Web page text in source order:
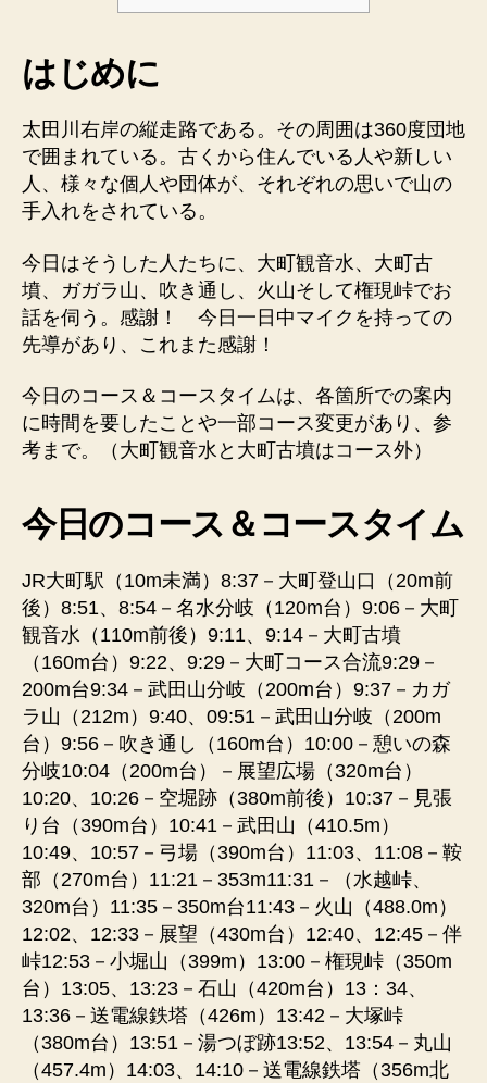
はじめに
太田川右岸の縦走路である。その周囲は360度団地
で囲まれている。古くから住んでいる人や新しい
人、様々な個人や団体が、それぞれの思いで山の
手入れをされている。
今日はそうした人たちに、大町観音水、大町古
墳、ガガラ山、吹き通し、火山そして権現峠でお
話を伺う。感謝！ 今日一日中マイクを持っての
先導があり、これまた感謝！
今日のコース＆コースタイムは、各箇所での案内
に時間を要したことや一部コース変更があり、参
考まで。（大町観音水と大町古墳はコース外）
今日のコース＆コースタイム
JR大町駅（10m未満）8:37－大町登山口（20m前
後）8:51、8:54－名水分岐（120m台）9:06－大町
観音水（110m前後）9:11、9:14－大町古墳
（160m台）9:22、9:29－大町コース合流9:29－
200m台9:34－武田山分岐（200m台）9:37－カガ
ラ山（212m）9:40、09:51－武田山分岐（200m
台）9:56－吹き通し（160m台）10:00－憩いの森
分岐10:04（200m台）－展望広場（320m台）
10:20、10:26－空堀跡（380m前後）10:37－見張
り台（390m台）10:41－武田山（410.5m）
10:49、10:57－弓場（390m台）11:03、11:08－鞍
部（270m台）11:21－353m11:31－（水越峠、
320m台）11:35－350m台11:43－火山（488.0m）
12:02、12:33－展望（430m台）12:40、12:45－伴
峠12:53－小堀山（399m）13:00－権現峠（350m
台）13:05、13:23－石山（420m台）13：34、
13:36－送電線鉄塔（426m）13:42－大塚峠
（380m台）13:51－湯つぼ跡13:52、13:54－丸山
（457.4m）14:03、14:10－送電線鉄塔（356m北